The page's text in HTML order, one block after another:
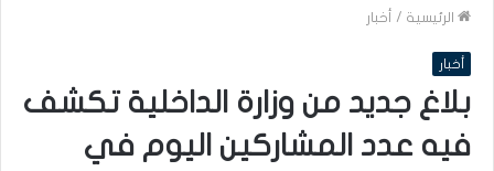
الرئيسية / أخبار
أخبار
بلاغ جديد من وزارة الداخلية تكشف
فيه عدد المشاركين اليوم في